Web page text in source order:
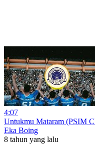
4:07
Untukmu Mataram (PSIM
Eka Boing
8 tahun yang lalu